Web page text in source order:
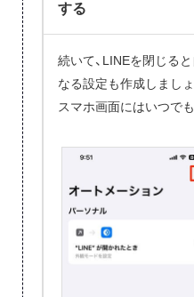
する
続いて、LINEを閉じる
なる設定も作成しまし
スマホ画面にはいつで